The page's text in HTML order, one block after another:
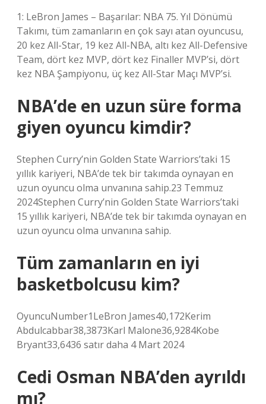
1: LeBron James – Başarılar: NBA 75. Yıl Dönümü
Takımı, tüm zamanların en çok sayı atan oyuncusu,
20 kez All-Star, 19 kez All-NBA, altı kez All-Defensive
Team, dört kez MVP, dört kez Finaller MVP’si, dört
kez NBA Şampiyonu, üç kez All-Star Maçı MVP’si.
NBA’de en uzun süre forma
giyen oyuncu kimdir?
Stephen Curry’nin Golden State Warriors’taki 15
yıllık kariyeri, NBA’de tek bir takımda oynayan en
uzun oyuncu olma unvanına sahip.23 Temmuz
2024Stephen Curry’nin Golden State Warriors’taki
15 yıllık kariyeri, NBA’de tek bir takımda oynayan en
uzun oyuncu olma unvanına sahip.
Tüm zamanların en iyi
basketbolcusu kim?
OyuncuNumber1LeBron James40,172Kerim
Abdulcabbar38,3873Karl Malone36,9284Kobe
Bryant33,6436 satır daha 4 Mart 2024
Cedi Osman NBA’den ayrıldı
mı?